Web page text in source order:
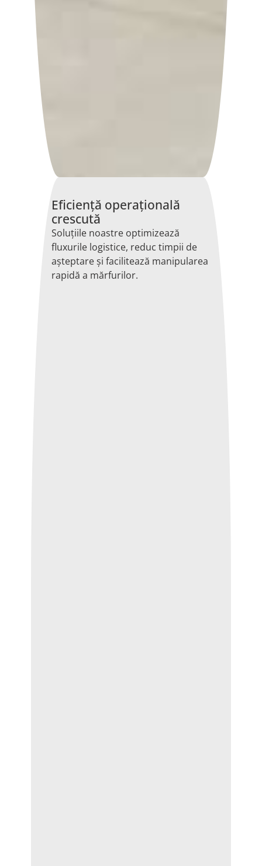
Eficiență operațională
crescută
Soluțiile noastre optimizează
fluxurile logistice, reduc timpii de
așteptare și facilitează manipularea
rapidă a mărfurilor.